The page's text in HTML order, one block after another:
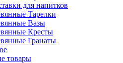
для напитков
Тарелки
Вазы
Кресты
Гранаты
товары